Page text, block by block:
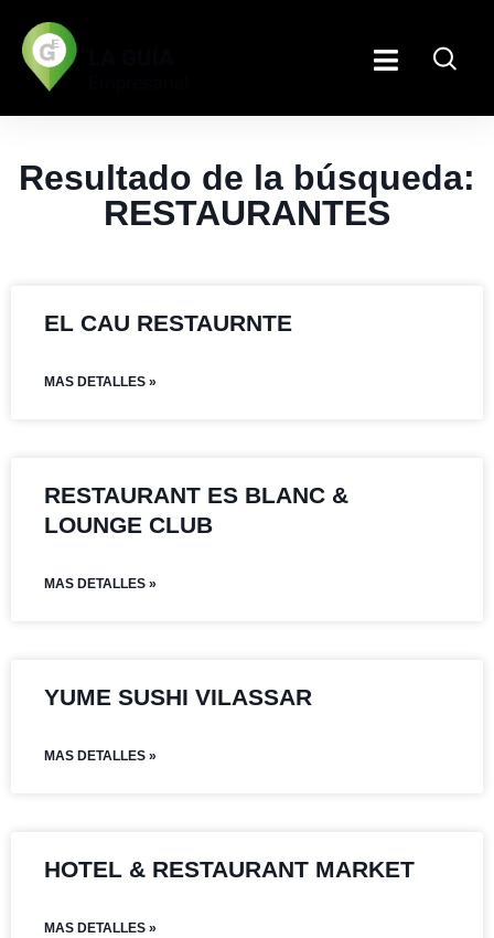
Resultado de la búsqueda:
RESTAURANTES
EL CAU RESTAURNTE
MAS DETALLES »
RESTAURANT ES BLANC &
LOUNGE CLUB
MAS DETALLES »
YUME SUSHI VILASSAR
MAS DETALLES »
HOTEL & RESTAURANT MARKET
MAS DETALLES »